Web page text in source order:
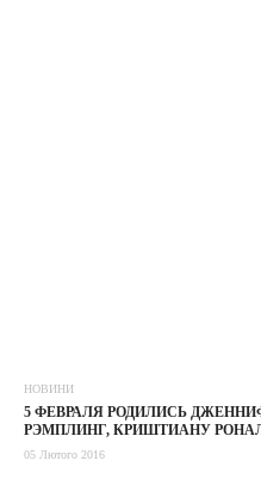
НОВИНИ
5 ФЕВРАЛЯ РОДИЛИСЬ
РЭМПЛИНГ, КРИШТИАНУ
05 Лютого 2016